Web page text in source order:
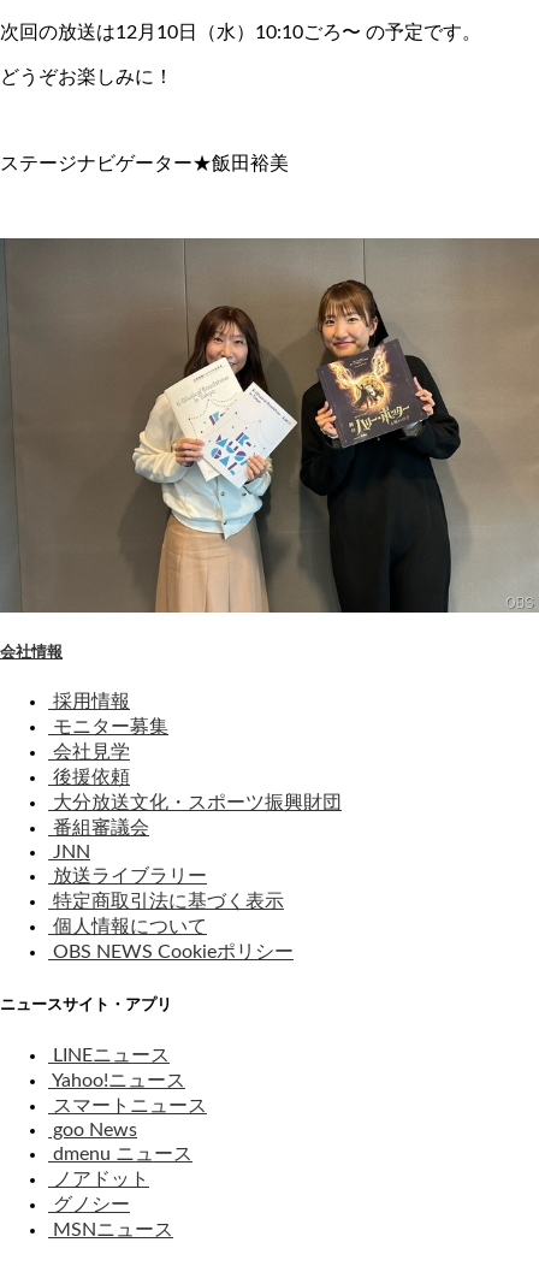
次回の放送は12月 10日（水） 10:10ごろ〜 の予定です。
どうぞお楽しみに！
ステージナビゲーター★飯田裕美
会社情報
採用情報
モニター募集
会社見学
後援依頼
大分放送文化・スポーツ振興財団
番組審議会
JNN
放送ライブラリー
特定商取引法に基づく表示
個人情報について
OBS NEWS Cookieポリシー
ニュースサイト・アプリ
LINEニュース
Yahoo!ニュース
スマートニュース
goo News
dmenu ニュース
ノアドット
グノシー
MSNニュース